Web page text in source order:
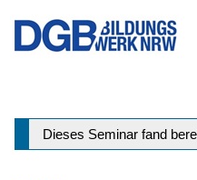
Statusmeldung
Dieses Seminar fand